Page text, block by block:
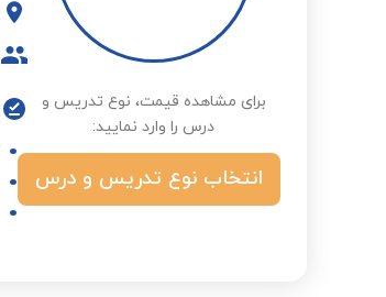
برای مشاهده قیمت، نوع تدریس و
درس را وارد نمایید:
انتخاب نوع تدریس و درس